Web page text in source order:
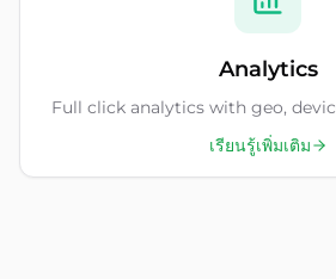
Analytics
Full click analytics with geo,
เรียนรู้เพิ่มเติม